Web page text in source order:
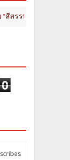
ยไม้ สินค้าเกษต
0